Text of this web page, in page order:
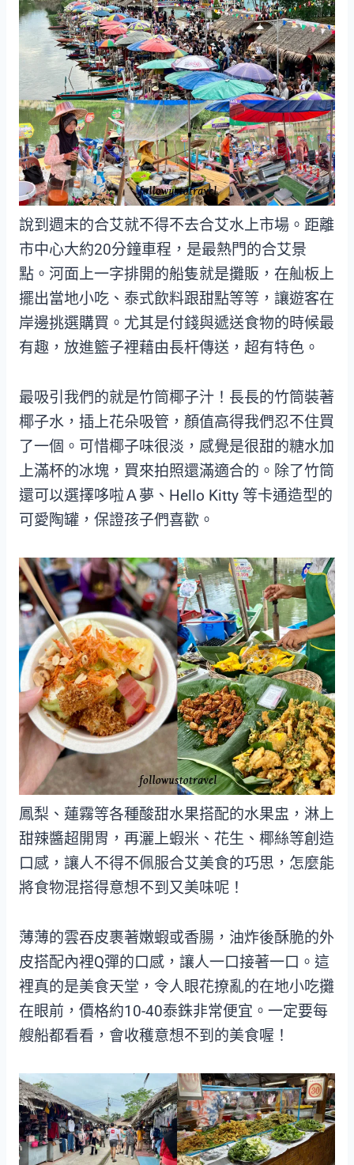
說到週末的合艾就不得不去合艾水上市場。距離
市中心大約20分鐘車程，是最熱門的合艾景
點。河面上一字排開的船隻就是攤販，在舢板上
擺出當地小吃、泰式飲料跟甜點等等，讓遊客在
岸邊挑選購買。尤其是付錢與遞送食物的時候最
有趣，放進籃子裡藉由長杆傳送，超有特色。
最吸引我們的就是竹筒椰子汁！長長的竹筒裝著
椰子水，插上花朵吸管，顏值高得我們忍不住買
了一個。可惜椰子味很淡，感覺是很甜的糖水加
上滿杯的冰塊，買來拍照還滿適合的。除了竹筒
還可以選擇哆啦Ａ夢、Hello Kitty 等卡通造型的
可愛陶罐，保證孩子們喜歡。
鳳梨、蓮霧等各種酸甜水果搭配的水果盅，淋上
甜辣醬超開胃，再灑上蝦米、花生、椰絲等創造
口感，讓人不得不佩服合艾美食的巧思，怎麼能
將食物混搭得意想不到又美味呢！
薄薄的雲吞皮裹著嫩蝦或香腸，油炸後酥脆的外
皮搭配內裡Q彈的口感，讓人一口接著一口。這
裡真的是美食天堂，令人眼花撩亂的在地小吃攤
在眼前，價格約10-40泰銖非常便宜。一定要每
艘船都看看，會收穫意想不到的美食喔！